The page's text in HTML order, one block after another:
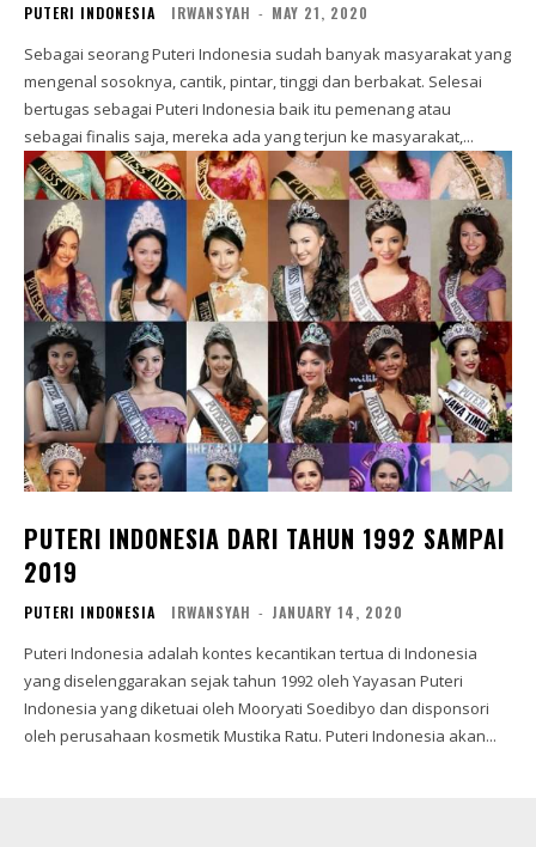
PUTERI INDONESIA IRWANSYAH - MAY 21, 2020
Sebagai seorang Puteri Indonesia sudah banyak masyarakat yang
mengenal sosoknya, cantik, pintar, tinggi dan berbakat. Selesai
bertugas sebagai Puteri Indonesia baik itu pemenang atau
sebagai finalis saja, mereka ada yang terjun ke masyarakat,...
PUTERI INDONESIA DARI TAHUN 1992 SAMPAI
2019
PUTERI INDONESIA IRWANSYAH - JANUARY 14, 2020
Puteri Indonesia adalah kontes kecantikan tertua di Indonesia
yang diselenggarakan sejak tahun 1992 oleh Yayasan Puteri
Indonesia yang diketuai oleh Mooryati Soedibyo dan disponsori
oleh perusahaan kosmetik Mustika Ratu. Puteri Indonesia akan...